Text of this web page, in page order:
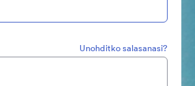
Unohditko salasanasi?